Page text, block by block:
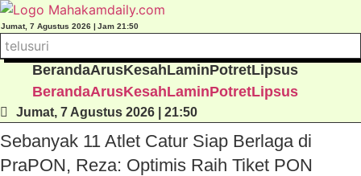
Lewati
ke
konten
Jumat, 7 Agustus 2026 | Jam 21:50
BerandaArusKesahLaminPotretLipsus
BerandaArusKesahLaminPotretLipsus
Jumat, 7 Agustus 2026 | 21:50
Sebanyak 11 Atlet Catur Siap Berlaga di
PraPON, Reza: Optimis Raih Tiket PON